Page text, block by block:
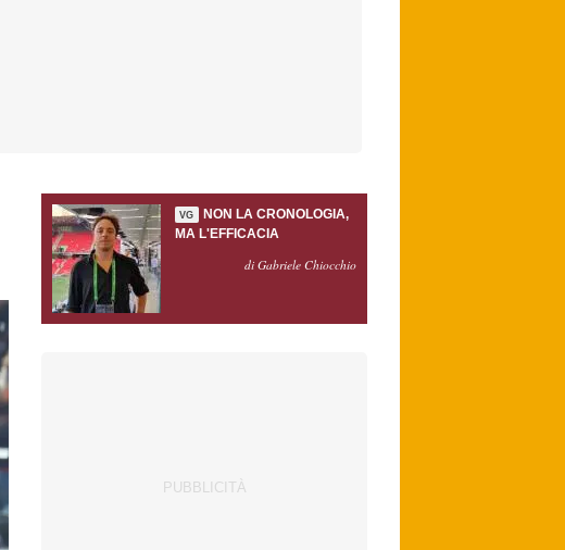
VG
NON LA CRONOLOGIA,
MA L'EFFICACIA
di Gabriele Chiocchio